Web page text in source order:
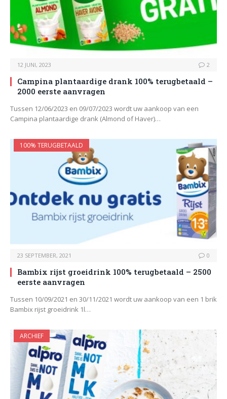
12 JUNI, 2023 2
Campina plantaardige drank 100% terugbetaald –
2000 eerste aanvragen
Tussen 12/06/2023 en 09/07/2023 wordt uw aankoop van een
Campina plantaardige drank (Almond of Haver)…
100% TERUGBETAALD
23 SEPTEMBER, 2021 0
Bambix rijst groeidrink 100% terugbetaald – 2500
eerste aanvragen
Tussen 10/09/2021 en 30/11/2021 wordt uw aankoop van een 1 brik
Bambix rijst groeidrink 1l…
ARCHIEF